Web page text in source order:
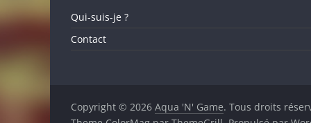
Qui-suis-je ?
Contact
Copyright © 2026 Aqua 'N' Game. Tous droits